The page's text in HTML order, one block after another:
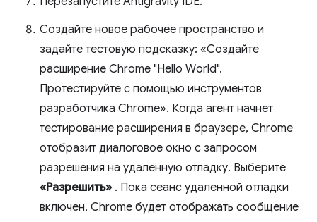
Создайте новое рабочее пространство и
задайте тестовую подсказку: «Создайте
расширение Chrome "Hello World".
Протестируйте с помощью инструментов
разработчика Chrome». Когда агент начнет
тестирование расширения в браузере, Chrome
отобразит диалоговое окно с запросом
разрешения на удаленную отладку. Выберите
«Разрешить» . Пока сеанс удаленной отладки
включен, Chrome будет отображать сообщение